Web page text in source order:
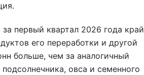
первый квартал 2026 года край
его переработки и другой
больше, чем за аналогичный
овса и семенного